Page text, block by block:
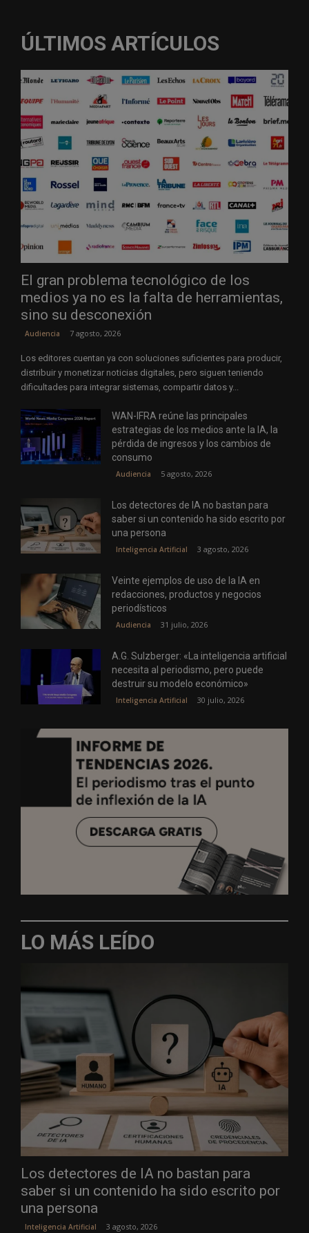
ÚLTIMOS ARTÍCULOS
El gran problema tecnológico de los
medios ya no es la falta de herramientas,
sino su desconexión
Audiencia 7 agosto, 2026
Los editores cuentan ya con soluciones suficientes para producir,
distribuir y monetizar noticias digitales, pero siguen teniendo
dificultades para integrar sistemas, compartir datos y...
WAN-IFRA reúne las principales
estrategias de los medios ante la IA, la
pérdida de ingresos y los cambios de
consumo
Audiencia 5 agosto, 2026
Los detectores de IA no bastan para
saber si un contenido ha sido escrito por
una persona
Inteligencia Artificial 3 agosto, 2026
Veinte ejemplos de uso de la IA en
redacciones, productos y negocios
periodísticos
Audiencia 31 julio, 2026
A.G. Sulzberger: «La inteligencia artificial
necesita al periodismo, pero puede
destruir su modelo económico»
Inteligencia Artificial 30 julio, 2026
LO MÁS LEÍDO
Los detectores de IA no bastan para
saber si un contenido ha sido escrito por
una persona
Inteligencia Artificial 3 agosto, 2026